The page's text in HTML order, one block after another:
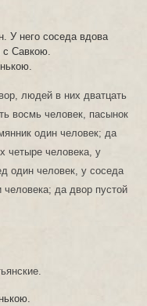
У него соседа вдова
с Савкою.
людей в них дватцать
восмь человек, пасынок
один человек; да
четыре человека, у
один человек, у соседа
да двор пустой